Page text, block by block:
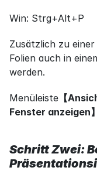
Win: Strg+Alt+P
Zusätzlich zu
Folien auch in
werden.
Menüleiste 【
Fenster anzeigen】
Schritt Zwei: